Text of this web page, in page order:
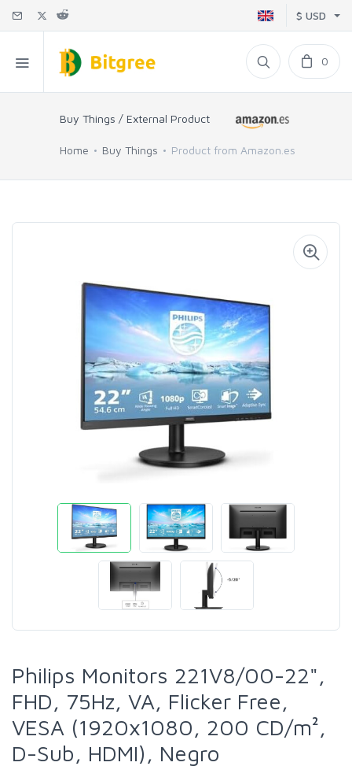
$ USD
0
Buy Things / External Product
Home Buy Things Product from Amazon.es
Philips Monitors 221V8/00-22",
FHD, 75Hz, VA, Flicker Free,
VESA (1920x1080, 200 CD/m²,
D-Sub, HDMI), Negro